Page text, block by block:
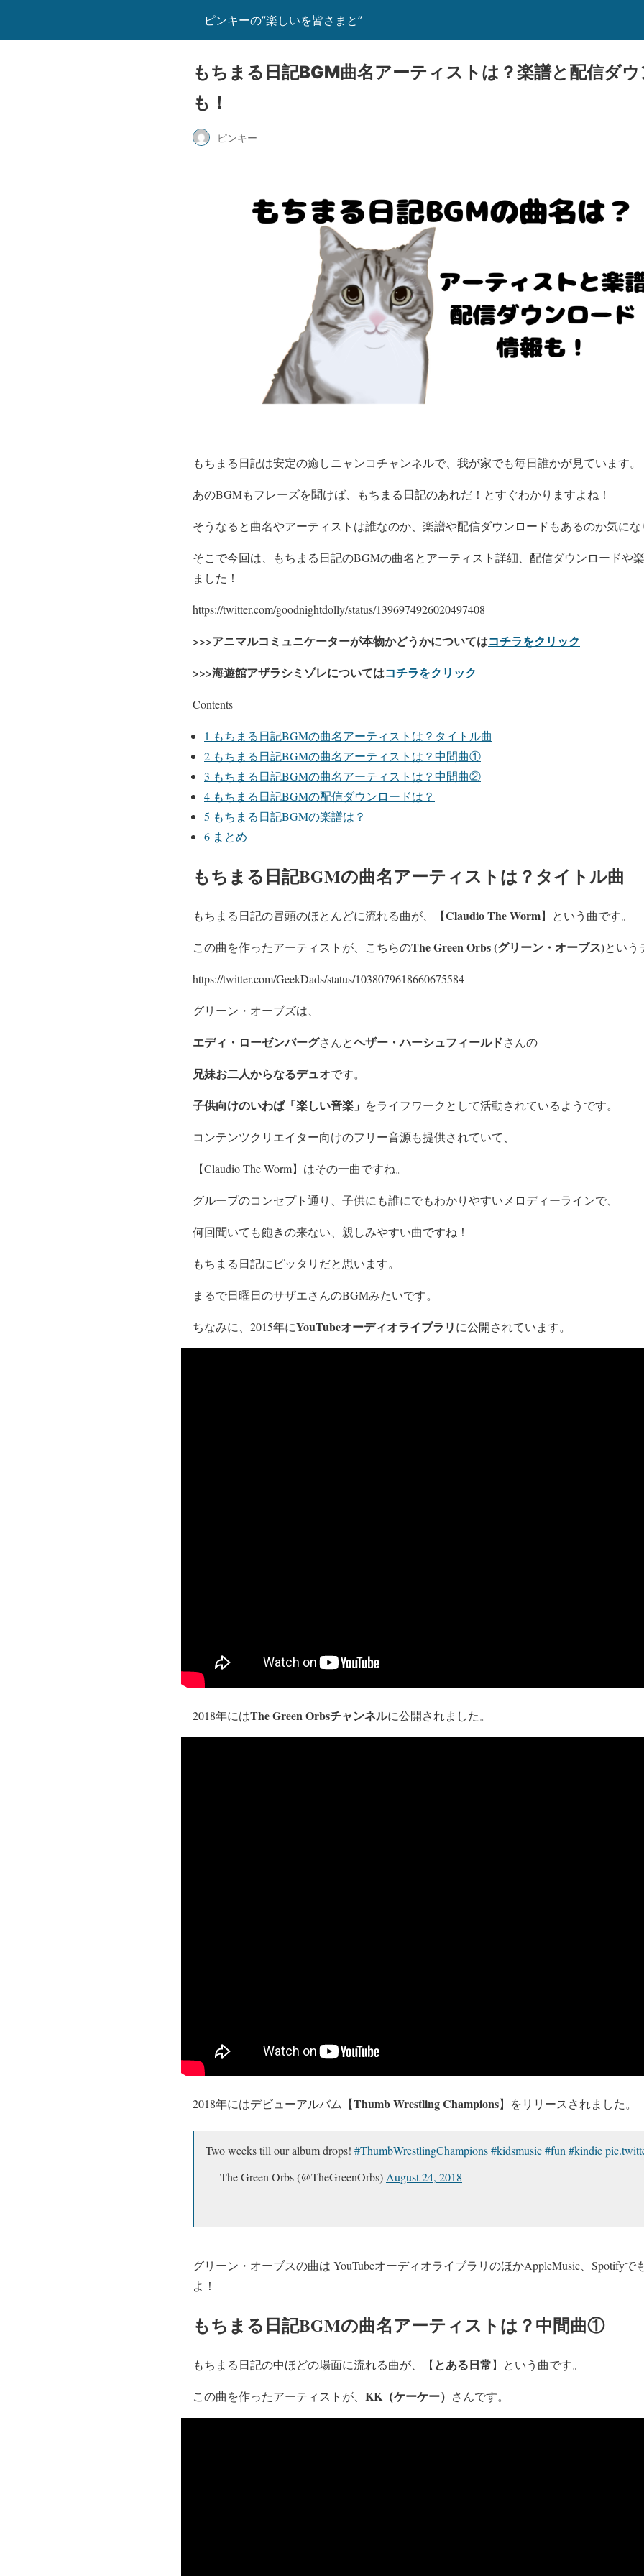
ピンキーの”楽しいを皆さまと”
もちまる日記BGM曲名アーティストは？楽譜と配信ダ
も！
ピンキー
もちまる日記は安定の癒しニャンコチャンネルで、我が家でも毎日誰かが見ています。
あのBGMもフレーズを聞けば、もちまる日記のあれだ！とすぐわかりますよね！
そうなると曲名やアーティストは誰なのか、楽譜や配信ダウンロードもあるのか気に
そこで今回は、もちまる日記のBGMの曲名とアーティスト詳細、配信ダウンロードや
ました！
https://twitter.com/goodnightdolly/status/1396974926020497408
>>>アニマルコミュニケーターが本物かどうかについてはコチラをクリック
>>>海遊館アザラシミゾレについてはコチラをクリック
Contents
1 もちまる日記BGMの曲名アーティストは？タイトル曲
2 もちまる日記BGMの曲名アーティストは？中間曲①
3 もちまる日記BGMの曲名アーティストは？中間曲②
4 もちまる日記BGMの配信ダウンロードは？
5 もちまる日記BGMの楽譜は？
6 まとめ
もちまる日記BGMの曲名アーティストは？タイトル曲
もちまる日記の冒頭のほとんどに流れる曲が、【Claudio The Worm】という曲です。
この曲を作ったアーティストが、こちらのThe Green Orbs (グリーン・オーブス)という
https://twitter.com/GeekDads/status/1038079618660675584
グリーン・オーブズは、
エディ・ローゼンバーグさんとヘザー・ハーシュフィールドさんの
兄妹お二人からなるデュオです。
子供向けのいわば「楽しい音楽」 をライフワークとして活動されているようです。
コンテンツクリエイター向けのフリー音源も提供されていて、
【Claudio The Worm】はその一曲ですね。
グループのコンセプト通り、子供にも誰にでもわかりやすいメロディーラインで、
何回聞いても飽きの来ない、親しみやすい曲ですね！
もちまる日記にピッタリだと思います。
まるで日曜日のサザエさんのBGMみたいです。
ちなみに、2015年にYouTubeオーディオライブラリに公開されています。
2018年にはThe Green Orbsチャンネルに公開されました。
2018年にはデビューアルバム【Thumb Wrestling Champions】をリリースされました。
Two weeks till our album drops! #ThumbWrestlingChampions#kidsmusic#fun #kindie
— The Green Orbs (@TheGreenOrbs) August 24, 2018
グリーン・オーブスの曲は YouTubeオーディオライブラリのほかAppleMusic、Spotifyで
よ！
もちまる日記BGMの曲名アーティストは？中間曲①
もちまる日記の中ほどの場面に流れる曲が、【とある日常】という曲です。
この曲を作ったアーティストが、 KK（ケーケー） さんです。